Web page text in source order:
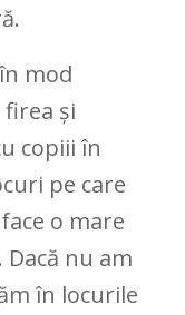
mod
și
copiii în
pe care
o mare
nu am
în locurile